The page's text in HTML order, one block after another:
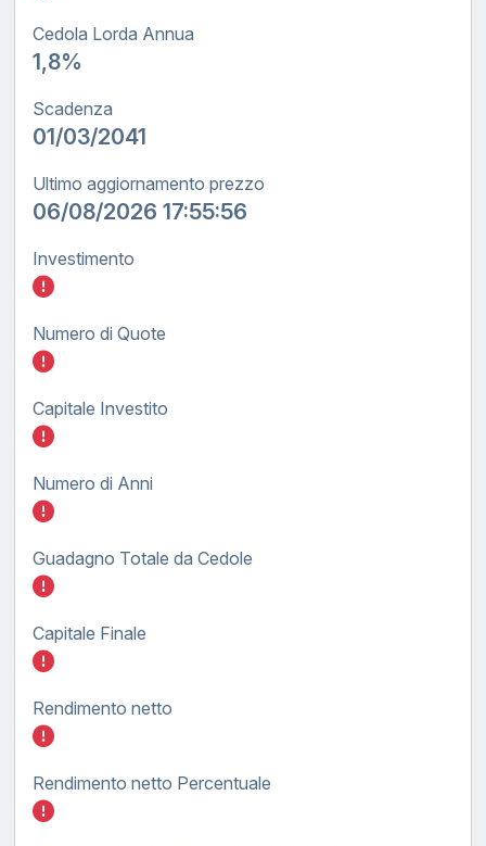
Cedola Lorda Annua
1,8%
Scadenza
01/03/2041
Ultimo aggiornamento prezzo
06/08/2026 17:55:56
Investimento
Inserisci quanto investire nel BTP TF
Numero di Quote
Inserisci quanto investire nel BTP TF
Capitale Investito
Inserisci quanto investire nel BTP TF
Numero di Anni
Inserisci quanto investire nel BTP TF
Guadagno Totale da Cedole
Inserisci quanto investire nel BTP TF
Capitale Finale
Inserisci quanto investire nel BTP TF
Rendimento netto
Inserisci quanto investire nel BTP TF
Rendimento netto Percentuale
Inserisci quanto investire nel BTP TF